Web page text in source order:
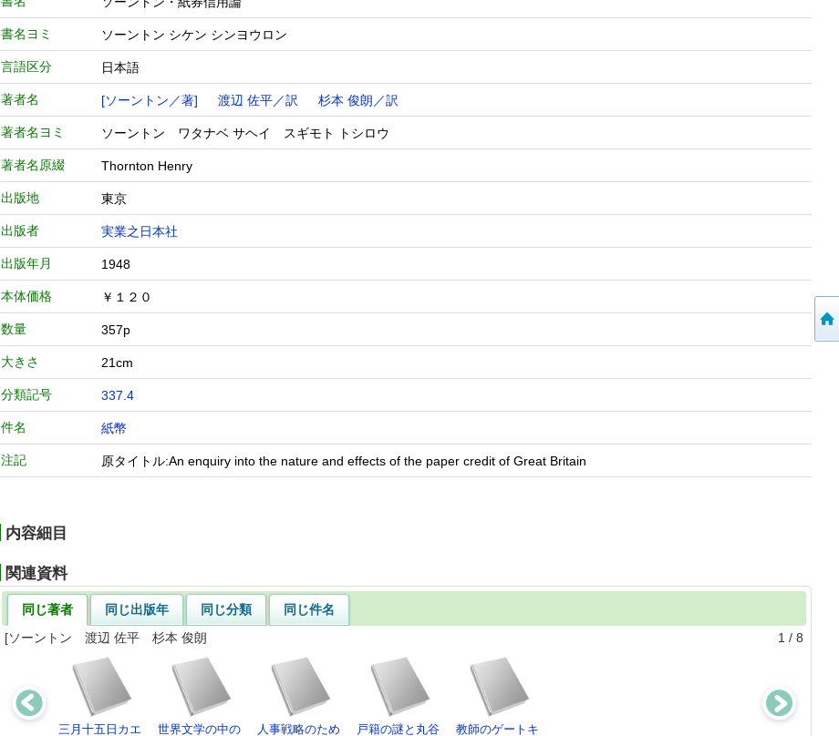
書名ヨミ ソーントン シケン シンヨウロン
言語区分 日本語
著者名 [ソーントン／著] 渡辺 佐平／訳 杉本 俊朗／訳
著者名ヨミ ソーントン ワタナベ サヘイ スギモト トシロウ
著者名原綴 Thornton Henry
出版地 東京
出版者 実業之日本社
出版年月 1948
本体価格 ￥１２０
数量 357p
大きさ 21cm
分類記号 337.4
件名 紙幣
注記 原タイトル:An enquiry into the nature and effects of the paper credit of Great Britain
内容細目
関連資料
同じ著者 同じ出版年 同じ分類
同じ件名
[ソーントン 渡辺 佐平 杉本 俊朗
1 / 8
三月十五日カエ
世界文学の中の
人事戦略のため
戸籍の謎と丸谷
教師のゲートキ